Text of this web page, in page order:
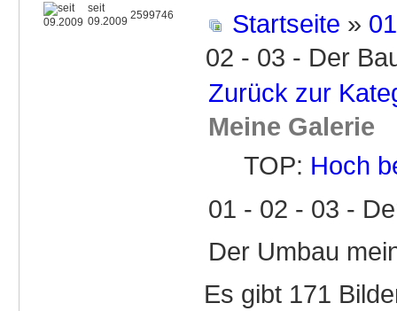
seit
09.2009 2599746 Startseite »
02 - 03 - Der
Zurück zur
Meine Galerie
TOP: Hoch
01 - 02 - 03 -
Der Umbau
Es gibt 171